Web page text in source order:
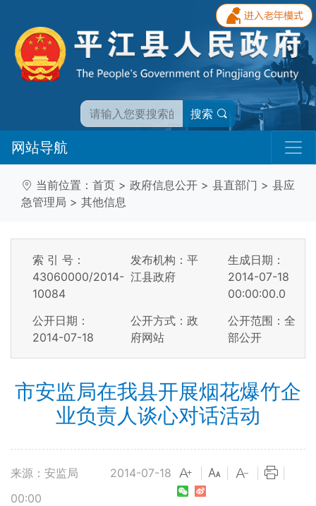
搜索
网站导航
当前位置： 首页 > 政府信息公开 > 县直部门 > 县应
急管理局 > 其他信息
索 引 号：
43060000/2014-
10084
发布机构：平
江县政府
生成日期：
2014-07-18
00:00:00.0
公开日期：
2014-07-18
公开方式：政
府网站
公开范围：全
部公开
市安监局在我县开展烟花爆竹企
业负责人谈心对话活动
来源：安监局
2014-07-18
00:00